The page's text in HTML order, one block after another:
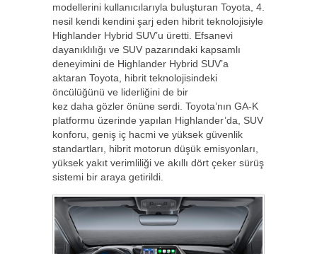
modellerini kullanıcılarıyla buluşturan Toyota, 4.
nesil kendi kendini şarj eden hibrit teknolojisiyle
Highlander Hybrid SUV’u üretti. Efsanevi
dayanıklılığı ve SUV pazarındaki kapsamlı
deneyimini de Highlander Hybrid SUV’a
aktaran Toyota, hibrit teknolojisindeki
öncülüğünü ve liderliğini de bir
kez daha gözler önüne serdi. Toyota’nın GA-K
platformu üzerinde yapılan Highlander’da, SUV
konforu, geniş iç hacmi ve yüksek güvenlik
standartları, hibrit motorun düşük emisyonları,
yüksek yakıt verimliliği ve akıllı dört çeker sürüş
sistemi bir araya getirildi.